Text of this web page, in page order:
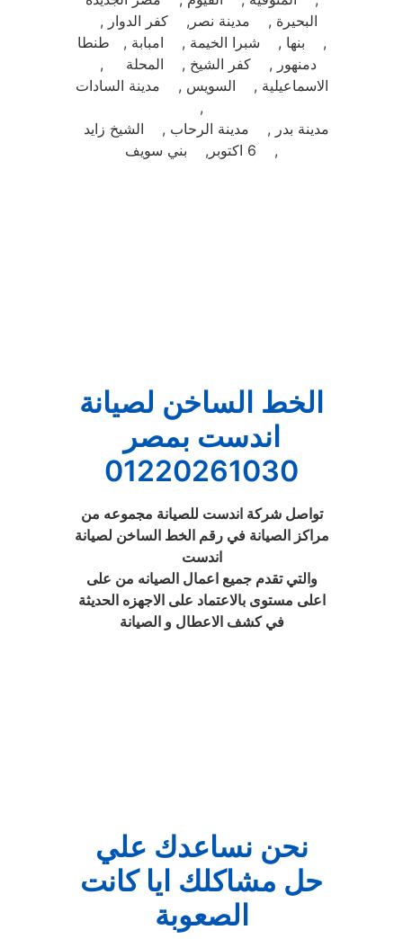
بنها , شبرا الخيمة , امبابة , طنطا ,
الاسماعيلية , السويس , مدينة السادات
,
, 6 اكتوبر, بني سويف
الخط الساخن لصيانة
اندست بمصر
01220261030
تواصل شركة اندست للصيانة مجموعه من
مراكز الصيانة في رقم الخط الساخن لصيانة
اندست
والتي تقدم جميع اعمال الصيانه من على
اعلى مستوى بالاعتماد على الاجهزه الحديثة
في كشف الاعطال و الصيانة
نحن نساعدك علي
حل مشاكلك ايا كانت
الصعوبة